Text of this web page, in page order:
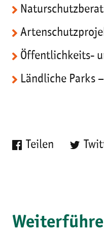
Öffentlichkeits-
Ländliche Parks
Teilen